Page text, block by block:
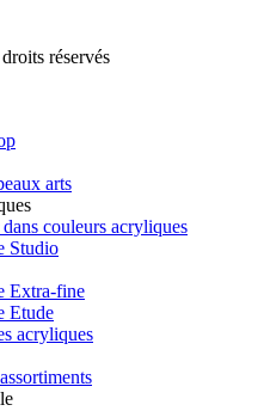
réservés
arts
couleurs acryliques
Studio
Extra-fine
Etude
acryliques